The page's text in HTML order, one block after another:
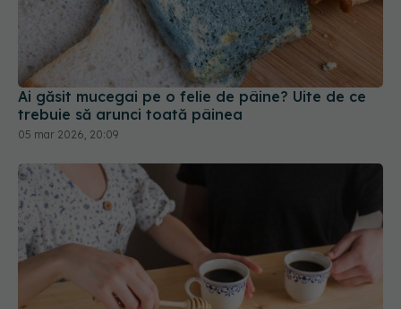
Ai găsit mucegai pe o felie de pâine? Uite de ce
trebuie să arunci toată pâinea
05 mar 2026, 20:09